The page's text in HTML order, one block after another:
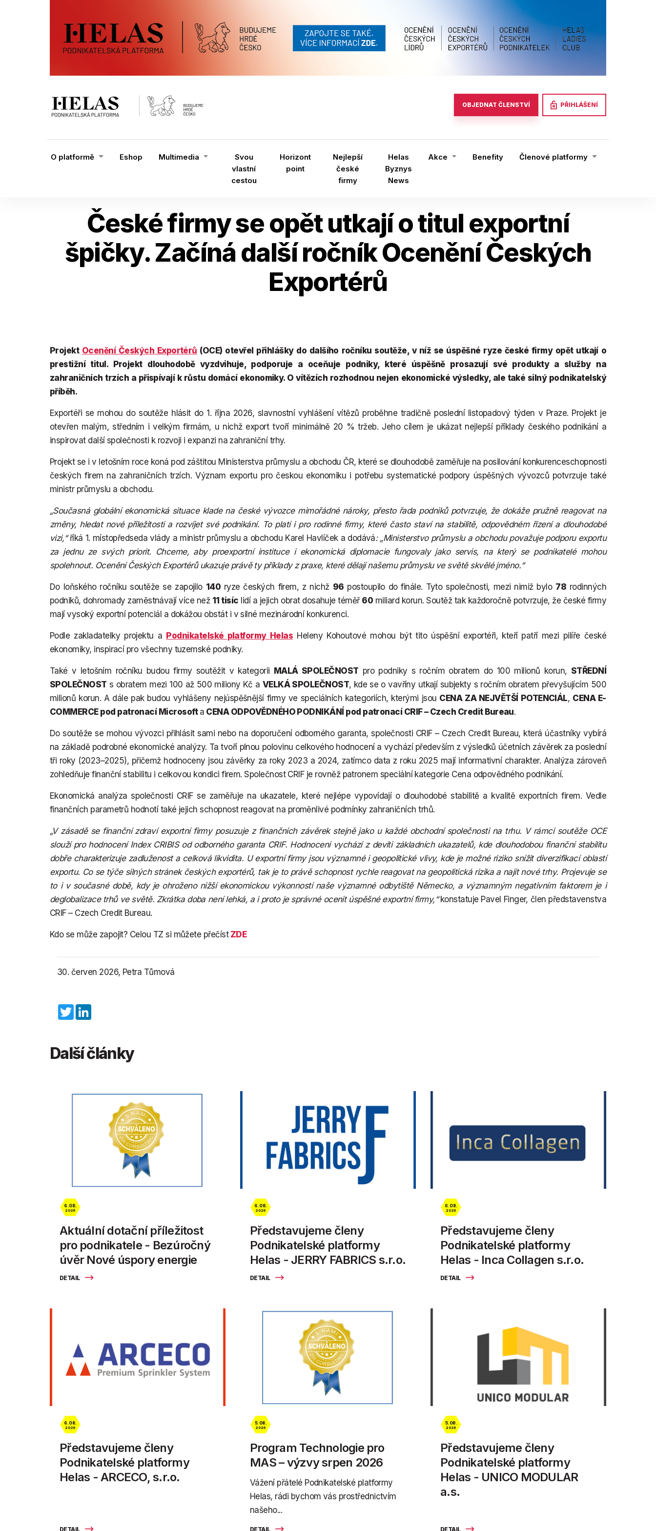
OBJEDNAT ČLENSTVÍ PŘIHLÁŠENÍ
O platformě Eshop Multimedia
Svou
vlastní
cestou
Horizont
point
Nejlepší
české
firmy
Helas
Byznys
News
Akce Benefity Členové platformy
České firmy se opět utkají o titul exportní
špičky. Začíná další ročník Ocenění Českých
Exportérů
Projekt Ocenění Českých Exportérů (OCE) otevřel přihlášky do dalšího ročníku soutěže, v níž se úspěšné ryze české firmy opět utkají o
prestižní titul. Projekt dlouhodobě vyzdvihuje, podporuje a oceňuje podniky, které úspěšně prosazují své produkty a služby na
zahraničních trzích a přispívají k růstu domácí ekonomiky. O vítězích rozhodnou nejen ekonomické výsledky, ale také silný podnikatelský
příběh.
Exportéři se mohou do soutěže hlásit do 1. října 2026, slavnostní vyhlášení vítězů proběhne tradičně poslední listopadový týden v Praze. Projekt je
otevřen malým, středním i velkým firmám, u nichž export tvoří minimálně 20 % tržeb. Jeho cílem je ukázat nejlepší příklady českého podnikání a
inspirovat další společnosti k rozvoji i expanzi na zahraniční trhy.
Projekt se i v letošním roce koná pod záštitou Ministerstva průmyslu a obchodu ČR, které se dlouhodobě zaměřuje na posilování konkurenceschopnosti
českých firem na zahraničních trzích. Význam exportu pro českou ekonomiku i potřebu systematické podpory úspěšných vývozců potvrzuje také
ministr průmyslu a obchodu.
„Současná globální ekonomická situace klade na české vývozce mimořádné nároky, přesto řada podniků potvrzuje, že dokáže pružně reagovat na
změny, hledat nové příležitosti a rozvíjet své podnikání. To platí i pro rodinné firmy, které často staví na stabilitě, odpovědném řízení a dlouhodobé
vizi,“říká 1. místopředseda vlády a ministr průmyslu a obchodu Karel Havlíček a dodává: „Ministerstvo průmyslu a obchodu považuje podporu exportu
za jednu ze svých priorit. Chceme, aby proexportní instituce i ekonomická diplomacie fungovaly jako servis, na který se podnikatelé mohou
spolehnout. Ocenění Českých Exportérů ukazuje právě ty příklady z praxe, které dělají našemu průmyslu ve světě skvělé jméno.“
Do loňského ročníku soutěže se zapojilo 140 ryze českých firem, z nichž 96 postoupilo do finále. Tyto společnosti, mezi nimiž bylo 78rodinných
podniků, dohromady zaměstnávají více než 11 tisíc lidí a jejich obrat dosahuje téměř 60 miliard korun. Soutěž tak každoročně potvrzuje, že české firmy
mají vysoký exportní potenciál a dokážou obstát i v silné mezinárodní konkurenci.
Podle zakladatelky projektu a Podnikatelské platformy Helas Heleny Kohoutové mohou být tito úspěšní exportéři, kteří patří mezi pilíře české
ekonomiky, inspirací pro všechny tuzemské podniky.
Také v letošním ročníku budou firmy soutěžit v kategorii MALÁ SPOLEČNOST pro podniky s ročním obratem do 100 milionů korun, STŘEDNÍ
SPOLEČNOST s obratem mezi 100 až 500 miliony Kč a VELKÁ SPOLEČNOST, kde se o vavříny utkají subjekty s ročním obratem převyšujícím 500
milionů korun. A dále pak budou vyhlášeny nejúspěšnější firmy ve speciálních kategoriích, kterými jsou CENA ZA NEJVĚTŠÍ POTENCIÁL, CENA E-
COMMERCE pod patronací Microsoft a CENA ODPOVĚDNÉHO PODNIKÁNÍ pod patronací CRIF – Czech Credit Bureau.
Do soutěže se mohou vývozci přihlásit sami nebo na doporučení odborného garanta, společnosti CRIF – Czech Credit Bureau, která účastníky vybírá
na základě podrobné ekonomické analýzy. Ta tvoří plnou polovinu celkového hodnocení a vychází především z výsledků účetních závěrek za poslední
tři roky (2023–2025), přičemž hodnoceny jsou závěrky za roky 2023 a 2024, zatímco data z roku 2025 mají informativní charakter. Analýza zároveň
zohledňuje finanční stabilitu i celkovou kondici firem. Společnost CRIF je rovněž patronem speciální kategorie Cena odpovědného podnikání.
Ekonomická analýza společnosti CRIF se zaměřuje na ukazatele, které nejlépe vypovídají o dlouhodobé stabilitě a kvalitě exportních firem. Vedle
finančních parametrů hodnotí také jejich schopnost reagovat na proměnlivé podmínky zahraničních trhů.
„V zásadě se finanční zdraví exportní firmy posuzuje z finančních závěrek stejně jako u každé obchodní společnosti na trhu. V rámci soutěže OCE
slouží pro hodnocení Index CRIBIS od odborného garanta CRIF. Hodnocení vychází z devíti základních ukazatelů, kde dlouhodobou finanční stabilitu
dobře charakterizuje zadluženost a celková likvidita. U exportní firmy jsou významné i geopolitické vlivy, kde je možné riziko snížit diverzifikací oblastí
exportu. Co se týče silných stránek českých exportérů, tak je to právě schopnost rychle reagovat na geopolitická rizika a najít nové trhy. Projevuje se
to i v současné době, kdy je ohroženo nižší ekonomickou výkonností naše významné odbytiště Německo, a významným negativním faktorem je i
deglobalizace trhů ve světě. Zkrátka doba není lehká, a i proto je správné ocenit úspěšné exportní firmy,“konstatuje Pavel Finger, člen představenstva
CRIF – Czech Credit Bureau.
Kdo se může zapojit? Celou TZ si můžete přečíst ZDE
30. červen 2026, Petra Tůmová
Twitter
Další články
DETAIL
6. 08.
2026
Aktuální dotační příležitost
pro podnikatele - Bezúročný
úvěr Nové úspory energie
DETAIL
6. 08.
2026
Představujeme členy
Podnikatelské platformy
Helas - JERRY FABRICS s.r.o.
DETAIL
6. 08.
2026
Představujeme členy
Podnikatelské platformy
Helas - Inca Collagen s.r.o.
DETAIL
6. 08.
2026
Představujeme členy
Podnikatelské platformy
Helas - ARCECO, s.r.o.
DETAIL
5. 08.
2026
Program Technologie pro
MAS – výzvy srpen 2026
Vážení přátelé Podnikatelské platformy
Helas, rádi bychom vás prostřednictvím
našeho...
DETAIL
5. 08.
2026
Představujeme členy
Podnikatelské platformy
Helas - UNICO MODULAR
a.s.